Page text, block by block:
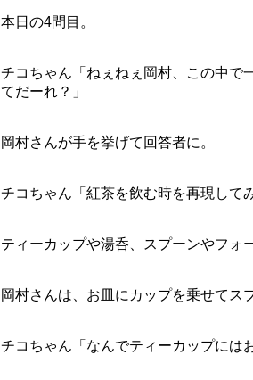
本日の4問目。
チコちゃん「ねぇねぇ岡村、この中で
てだーれ？」
岡村さんが手を挙げて回答者に。
チコちゃん「紅茶を飲む時を再現して
ティーカップや湯呑、スプーンやフォ
岡村さんは、お皿にカップを乗せてス
チコちゃん「なんでティーカップには